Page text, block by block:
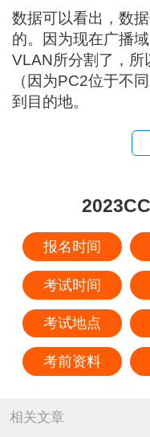
数据可以看出，数
的。因为现在广播
VLAN所分割了，所
（因为PC2位于不
到目的地。
报名时间
考试时间
考试地点
考前资料
相关文章